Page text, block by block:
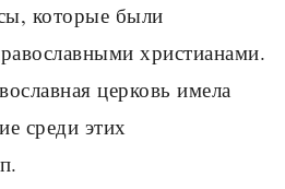
которые были
христианами.
церковь имела
среди этих